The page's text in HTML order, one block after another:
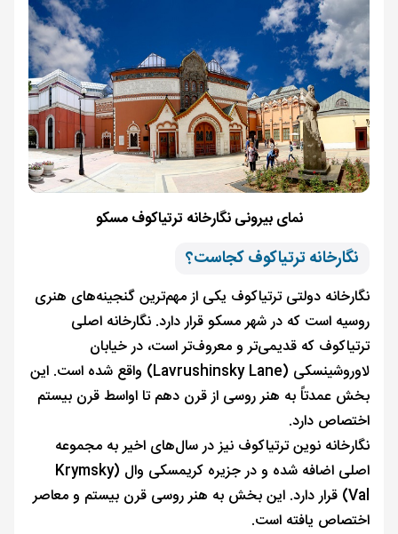
نمای بیرونی نگارخانه ترتیاکوف مسکو
نگارخانه ترتیاکوف کجاست؟
نگارخانه دولتی ترتیاکوف یکی از مهم‌ترین گنجینه‌های هنری
روسیه است که در شهر مسکو قرار دارد. نگارخانه اصلی
ترتیاکوف که قدیمی‌تر و معروف‌تر است، در خیابان
لاوروشینسکی (Lavrushinsky Lane) واقع شده است. این
بخش عمدتاً به هنر روسی از قرن دهم تا اواسط قرن بیستم
اختصاص دارد.
نگارخانه نوین ترتیاکوف نیز در سال‌های اخیر به مجموعه
اصلی اضافه شده و در جزیره کریمسکی وال (Krymsky
Val) قرار دارد. این بخش به هنر روسی قرن بیستم و معاصر
اختصاص یافته است.